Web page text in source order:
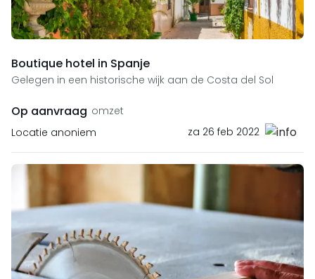
Boutique hotel in Spanje
Gelegen in een historische wijk aan de Costa del Sol
Op aanvraag omzet
Locatie anoniem
za 26 feb 2022